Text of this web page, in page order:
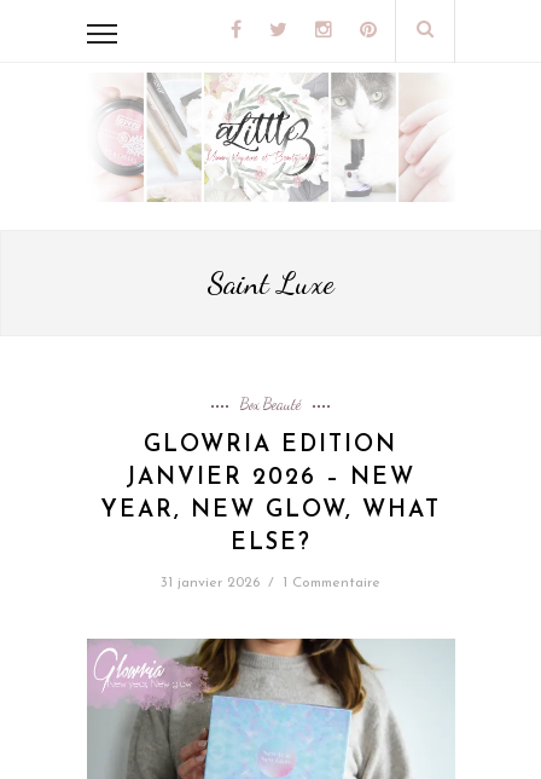
Saint Luxe
Box Beauté
GLOWRIA EDITION
JANVIER 2026 – NEW
YEAR, NEW GLOW, WHAT
ELSE?
31 janvier 2026 / 1 Commentaire